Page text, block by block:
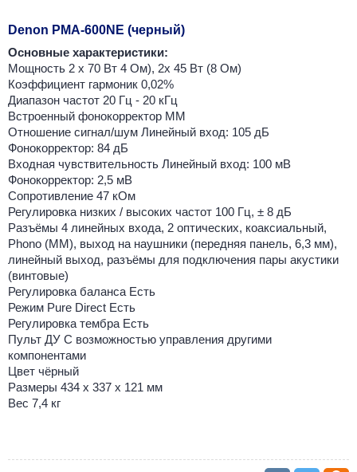
Denon PMA-600NE (черный)
Основные характеристики:
Мощность 2 х 70 Вт 4 Ом), 2х 45 Вт (8 Ом)
Коэффициент гармоник 0,02%
Диапазон частот 20 Гц - 20 кГц
Встроенный фонокорректор ММ
Отношение сигнал/шум Линейный вход: 105 дБ
Фонокорректор: 84 дБ
Входная чувствительность Линейный вход: 100 мВ
Фонокорректор: 2,5 мВ
Сопротивление 47 кОм
Регулировка низких / высоких частот 100 Гц, ± 8 дБ
Разъёмы 4 линейных входа, 2 оптических, коаксиальный,
Phono (MM), выход на наушники (передняя панель, 6,3 мм),
линейный выход, разъёмы для подключения пары акустики
(винтовые)
Регулировка баланса Есть
Режим Pure Direct Есть
Регулировка тембра Есть
Пульт ДУ С возможностью управления другими
компонентами
Цвет чёрный
Размеры 434 х 337 х 121 мм
Вес 7,4 кг